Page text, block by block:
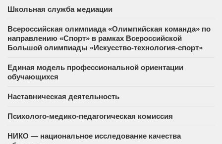
Школьная служба медиации
Всероссийская олимпиада «Олимпийская команда» по
направлению «Спорт» в рамках Всероссийской
Большой олимпиады «Искусство-технология-спорт»
Единая модель профессиональной ориентации
обучающихся
Наставническая деятельность
Психолого-медико-педагогическая комиссия
НИКО — национальное исследование качества